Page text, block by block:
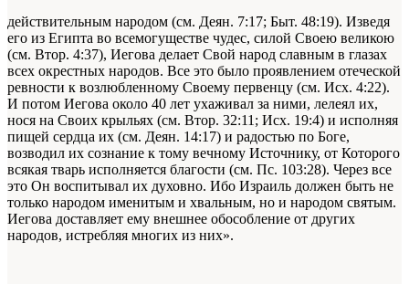
действительным народом (см. Деян. 7:17; Быт. 48:19). Изведя
его из Египта во всемогуществе чудес, силой Своею великою
(см. Втор. 4:37), Иегова делает Свой народ славным в глазах
всех окрестных народов. Все это было проявлением отеческой
ревности к возлюбленному Своему первенцу (см. Исх. 4:22).
И потом Иегова около 40 лет ухаживал за ними, лелеял их,
нося на Своих крыльях (см. Втор. 32:11; Исх. 19:4) и исполняя
пищей сердца их (см. Деян. 14:17) и радостью по Боге,
возводил их сознание к тому вечному Источнику, от Которого
всякая тварь исполняется благости (см. Пс. 103:28). Через все
это Он воспитывал их духовно. Ибо Израиль должен быть не
только народом именитым и хвальным, но и народом святым.
Иегова доставляет ему внешнее обособление от других
народов, истребляя многих из них».